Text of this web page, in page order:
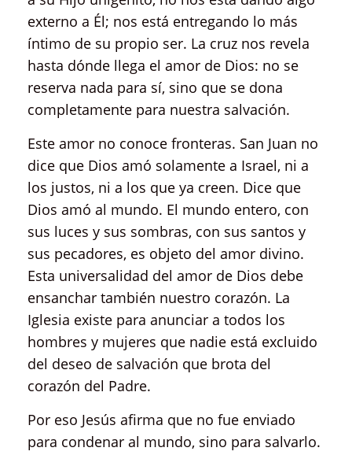
externo a Él; nos está entregando lo más
íntimo de su propio ser. La cruz nos revela
hasta dónde llega el amor de Dios: no se
reserva nada para sí, sino que se dona
completamente para nuestra salvación.
Este amor no conoce fronteras. San Juan no
dice que Dios amó solamente a Israel, ni a
los justos, ni a los que ya creen. Dice que
Dios amó al mundo. El mundo entero, con
sus luces y sus sombras, con sus santos y
sus pecadores, es objeto del amor divino.
Esta universalidad del amor de Dios debe
ensanchar también nuestro corazón. La
Iglesia existe para anunciar a todos los
hombres y mujeres que nadie está excluido
del deseo de salvación que brota del
corazón del Padre.
Por eso Jesús afirma que no fue enviado
para condenar al mundo, sino para salvarlo.